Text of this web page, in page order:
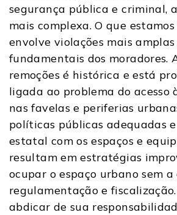
segurança pública e criminal,
mais complexa. O que
envolve violações mais
fundamentais dos moradores.
remoções é histórica e está
ligada ao problema do acesso
nas favelas e periferias
políticas públicas adequadas
estatal com os espaços e
resultam em estratégias
ocupar o espaço urbano sem
regulamentação e
abdicar de sua